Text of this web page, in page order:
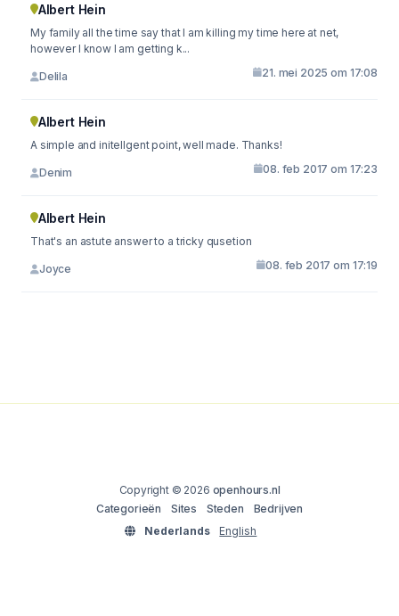
Albert Hein
My family all the time say that I am killing my time here at net,
however I know I am getting k...
Delila 21. mei 2025 om 17:08
Albert Hein
A simple and initellgent point, well made. Thanks!
Denim 08. feb 2017 om 17:23
Albert Hein
That's an astute answer to a tricky qusetion
Joyce 08. feb 2017 om 17:19
Copyright © 2026 openhours.nl
Categorieën
Sites Steden
Bedrijven
Nederlands
English